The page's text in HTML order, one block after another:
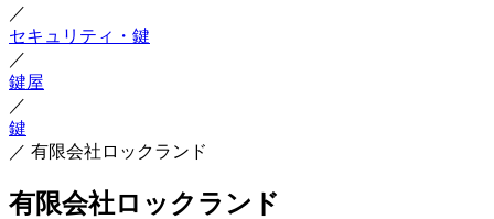
／
セキュリティ・鍵
／
鍵屋
／
鍵
／ 有限会社ロックランド
有限会社ロックランド